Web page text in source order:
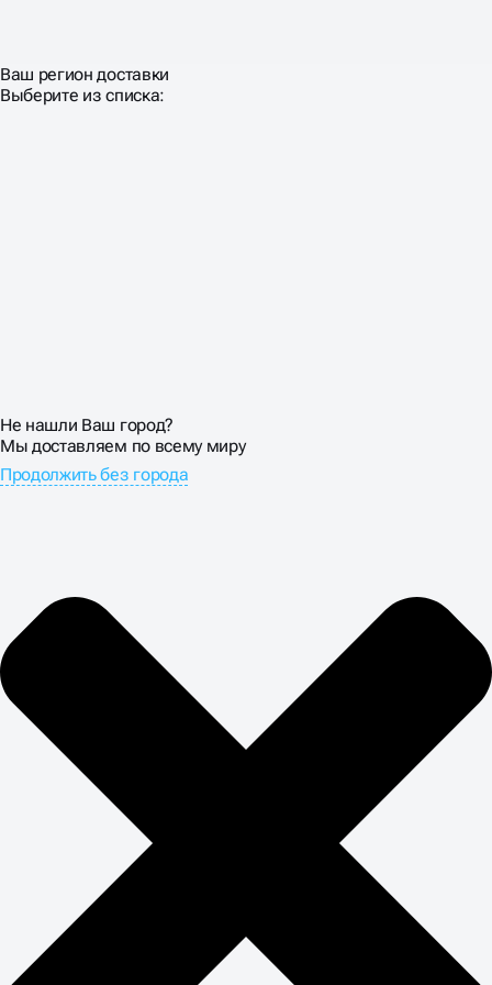
Ваш регион доставки
Выберите из списка:
Не нашли Ваш город?
Мы доставляем по всему миру
Продолжить без города